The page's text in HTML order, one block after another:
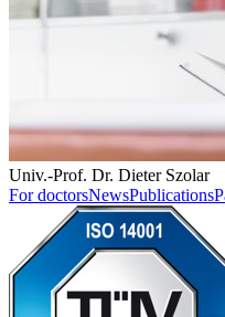
Univ.-Prof. Dr. Dieter Szolar
For doctorsNewsPublications